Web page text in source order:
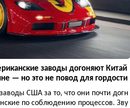
заводы догоняют Китай
— но это не повод для гордости
США за то, что они почти догн
по соблюдению процессов. Зву